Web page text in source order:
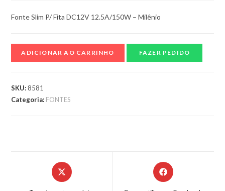
Fonte Slim P/ Fita DC12V 12.5A/150W – Milênio
ADICIONAR AO CARRINHO FAZER PEDIDO
SKU:8581
Categoria: FONTES